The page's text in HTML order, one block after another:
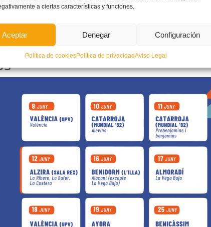
a ciertas características y funciones.
Aceptar Denegar Configuración
Política de cookiesPolítica de privacidadAviso Legal